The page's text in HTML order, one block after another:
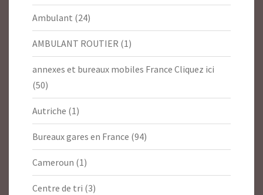
Ambulant (24)
AMBULANT ROUTIER (1)
annexes et bureaux mobiles France Cliquez ici
(50)
Autriche (1)
Bureaux gares en France (94)
Cameroun (1)
Centre de tri (3)